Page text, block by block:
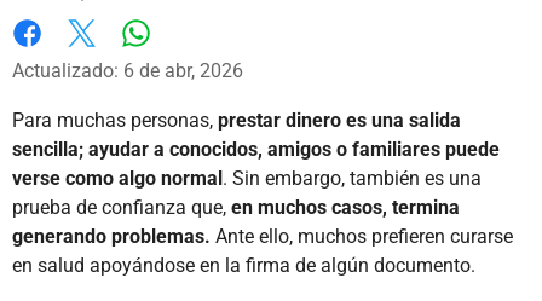
Facebook
X
Actualizado: 6 de abr, 2026
Para muchas personas, prestar dinero es una salida
sencilla; ayudar a conocidos, amigos o familiares puede
verse como algo normal. Sin embargo, también es una
prueba de confianza que, en muchos casos, termina
generando problemas. Ante ello, muchos prefieren curarse
en salud apoyándose en la firma de algún documento.